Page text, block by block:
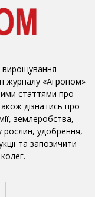
вирощування
журналу «Агроном»
статтями про
дізнатись про
землеробства,
рослин, удобрення,
та запозичити